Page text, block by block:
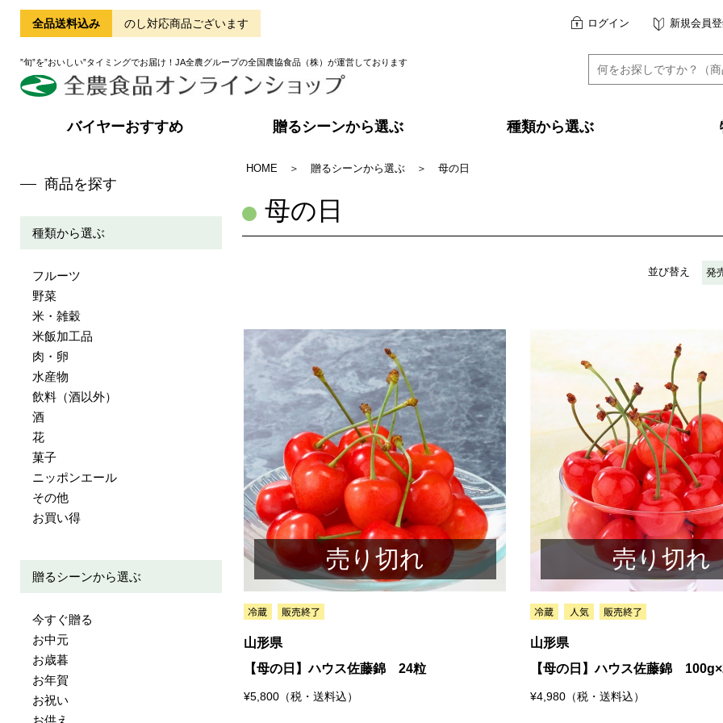
全品送料込み のし対応商品ございます
”旬”を”おいしい”タイミングでお届け！JA全農グループの全国農協食品（株）が運営しております
ログイン 新規会員
バイヤーおすすめ 贈るシーンから選ぶ 種類から選ぶ
商品を探す
種類から選ぶ
フルーツ
野菜
米・雑穀
米飯加工品
肉・卵
水産物
飲料（酒以外）
酒
花
菓子
ニッポンエール
その他
お買い得
贈るシーンから選ぶ
今すぐ贈る
お中元
お歳暮
お年賀
お祝い
お供え
HOME ＞ 贈るシーンから選ぶ ＞ 母の日
母の日
並び替え 発
売り切れ
山形県
【母の日】ハウス佐藤錦 24粒
¥5,800（税・送料込）
売り切れ
山形県
【母の日】ハウス佐藤錦
¥4,980（税・送料込）